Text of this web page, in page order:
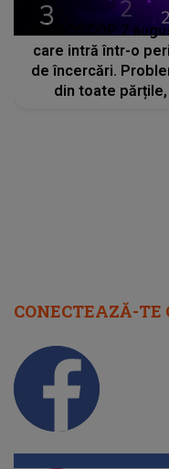
HOROSCOP 7
care intră într-o
de încercări.
din toate
CONECTEAZĂ-TE